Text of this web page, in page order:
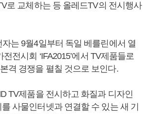
로 교체하는 등 올레드TV의 전시행사
는 9월4일부터 독일 베를린에서 열
전시회 ‘IFA2015’에서 TV제품들로
격 경쟁을 펼칠 것으로 보인다.
TV제품을 전시하고 화질과 디자인
사물인터넷과 연결할 수 있는 새 기